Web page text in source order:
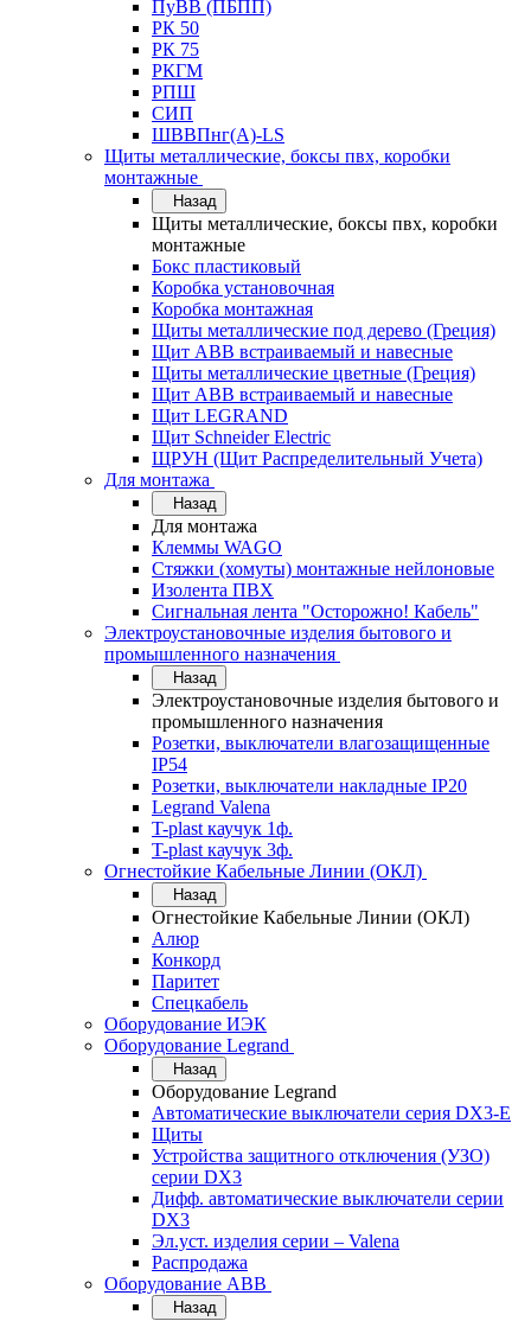
ПуВВ (ПБПП)
РК 50
РК 75
РКГМ
РПШ
СИП
ШВВПнг(А)-LS
Щиты металлические, боксы пвх, коробки
монтажные
Назад
Щиты металлические, боксы пвх, коробки
монтажные
Бокс пластиковый
Коробка установочная
Коробка монтажная
Щиты металлические под дерево (Греция)
Щит ABB встраиваемый и навесные
Щиты металлические цветные (Греция)
Щит ABB встраиваемый и навесные
Щит LEGRAND
Щит Schneider Electric
ЩРУН (Щит Распределительный Учета)
Для монтажа
Назад
Для монтажа
Клеммы WAGO
Стяжки (хомуты) монтажные нейлоновые
Изолента ПВХ
Сигнальная лента "Осторожно! Кабель"
Электроустановочные изделия бытового и
промышленного назначения
Назад
Электроустановочные изделия бытового и
промышленного назначения
Розетки, выключатели влагозащищенные
IP54
Розетки, выключатели накладные IP20
Legrand Valena
T-plast каучук 1ф.
T-plast каучук 3ф.
Огнестойкие Кабельные Линии (ОКЛ)
Назад
Огнестойкие Кабельные Линии (ОКЛ)
Алюр
Конкорд
Паритет
Спецкабель
Оборудование ИЭК
Оборудование Legrand
Назад
Оборудование Legrand
Автоматические выключатели серия DX3-E
Щиты
Устройства защитного отключения (УЗО)
серии DX3
Дифф. автоматические выключатели серии
DX3
Эл.уст. изделия серии – Valena
Распродажа
Оборудование АВВ
Назад